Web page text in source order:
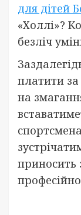
для дітей
«Холлі»?
безліч
платити
на
приносить